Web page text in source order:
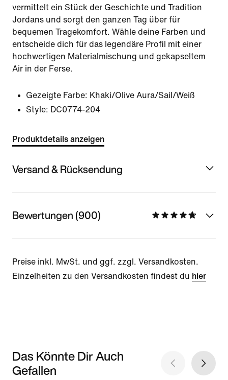
vermittelt ein Stück der Geschichte und Tradition
Jordans und sorgt den ganzen Tag über für
bequemen Tragekomfort. Wähle deine Farben und
entscheide dich für das legendäre Profil mit einer
hochwertigen Materialmischung und gekapseltem
Air in der Ferse.
Gezeigte Farbe: Khaki/Olive Aura/Sail/Weiß
Style: DC0774-204
Produktdetails anzeigen
Versand & Rücksendung
Bewertungen (900)
Preise inkl. MwSt. und ggf. zzgl. Versandkosten.
Einzelheiten zu den Versandkosten findest du hier
Das Könnte Dir Auch
Gefallen